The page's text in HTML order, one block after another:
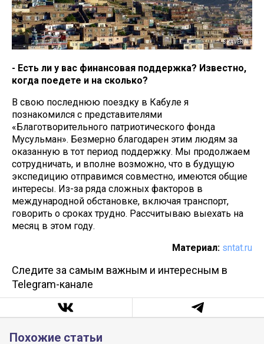
- Есть ли у вас финансовая поддержка? Известно,
когда поедете и на сколько?
В свою последнюю поездку в Кабуле я
познакомился с представителями
«Благотворительного патриотического фонда
Мусульман». Безмерно благодарен этим людям за
оказанную в тот период поддержку. Мы продолжаем
сотрудничать, и вполне возможно, что в будущую
экспедицию отправимся совместно, имеются общие
интересы. Из-за ряда сложных факторов в
международной обстановке, включая транспорт,
говорить о сроках трудно. Рассчитываю выехать на
месяц в этом году.
Материал: sntat.ru
Следите за самым важным и интересным в
Telegram-канале
Похожие статьи